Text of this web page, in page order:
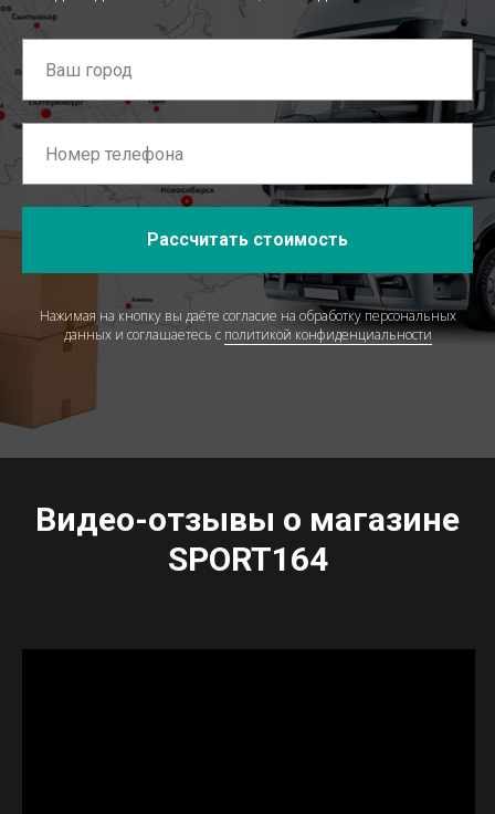
Рассчитать стоимость
Нажимая на кнопку вы даёте согласие на обработку персональных
данных и соглашаетесь c политикой конфиденциальности
Видео-отзывы о магазине
SPORT164